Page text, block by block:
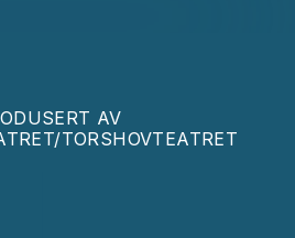
AV
TORSHOVTEATRET